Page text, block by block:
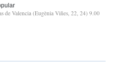
de Valencia (Eugènia Viñes, 22, 24) 9.00